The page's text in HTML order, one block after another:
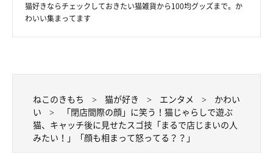
猫好きならチェックしておきたい猫雑貨から100均グッズまで。か
わいい集まってます
ねこのきもち 猫が好き エンタメ
かわい
い
「閉店間際の顔」に笑う！猫じゃらしで遊ぶ
猫、キャッチ後に見せたスゴ技「まるで店じまいの人
みたい！」「顔も相まって怒ってる？？」